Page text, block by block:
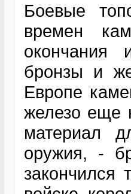
Боевые
времен
окончания
бронзы и
Европе
железо еще
материал
оружия, -
закончился